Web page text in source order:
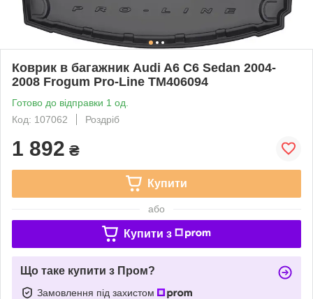
Коврик в багажник Audi A6 C6 Sedan 2004-
2008 Frogum Pro-Line TM406094
Готово до відправки 1 од.
Код: 107062
Роздріб
1 892 ₴
Купити
або
Купити з
Що таке купити з Пром?
Замовлення під захистом